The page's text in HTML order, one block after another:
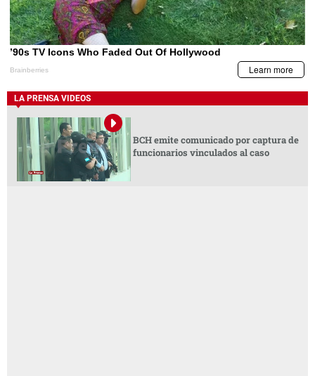
LA PRENSA VIDEOS
BCH emite comunicado por captura de
funcionarios vinculados al caso